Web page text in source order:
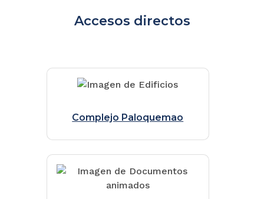
Accesos directos
Complejo Paloquemao